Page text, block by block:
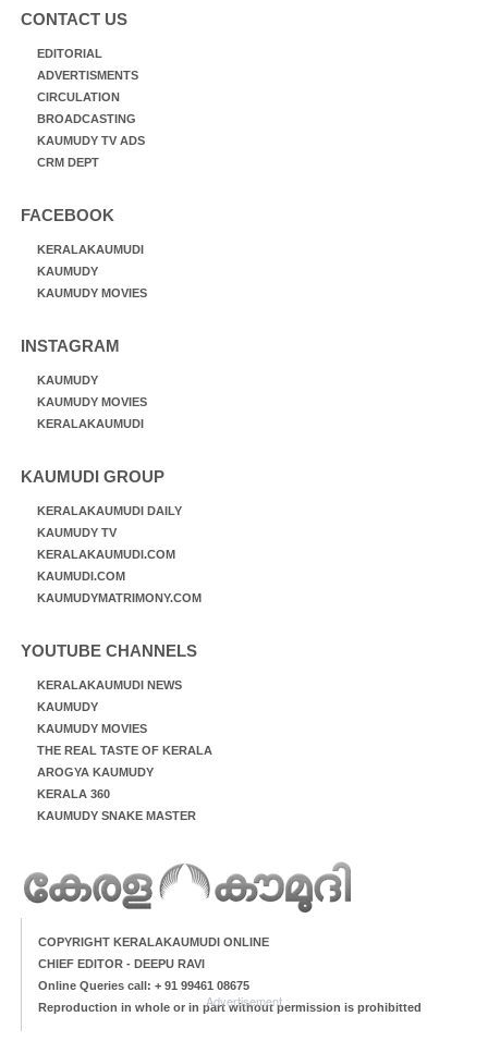
CONTACT US
EDITORIAL
ADVERTISMENTS
CIRCULATION
BROADCASTING
KAUMUDY TV ADS
CRM DEPT
FACEBOOK
KERALAKAUMUDI
KAUMUDY
KAUMUDY MOVIES
INSTAGRAM
KAUMUDY
KAUMUDY MOVIES
KERALAKAUMUDI
KAUMUDI GROUP
KERALAKAUMUDI DAILY
KAUMUDY TV
KERALAKAUMUDI.COM
KAUMUDI.COM
KAUMUDYMATRIMONY.COM
YOUTUBE CHANNELS
KERALAKAUMUDI NEWS
KAUMUDY
KAUMUDY MOVIES
THE REAL TASTE OF KERALA
AROGYA KAUMUDY
KERALA 360
KAUMUDY SNAKE MASTER
COPYRIGHT KERALAKAUMUDI ONLINE
CHIEF EDITOR - DEEPU RAVI
Online Queries call: + 91 99461 08675
Reproduction in whole or in part without permission is prohibitted
Advertisement